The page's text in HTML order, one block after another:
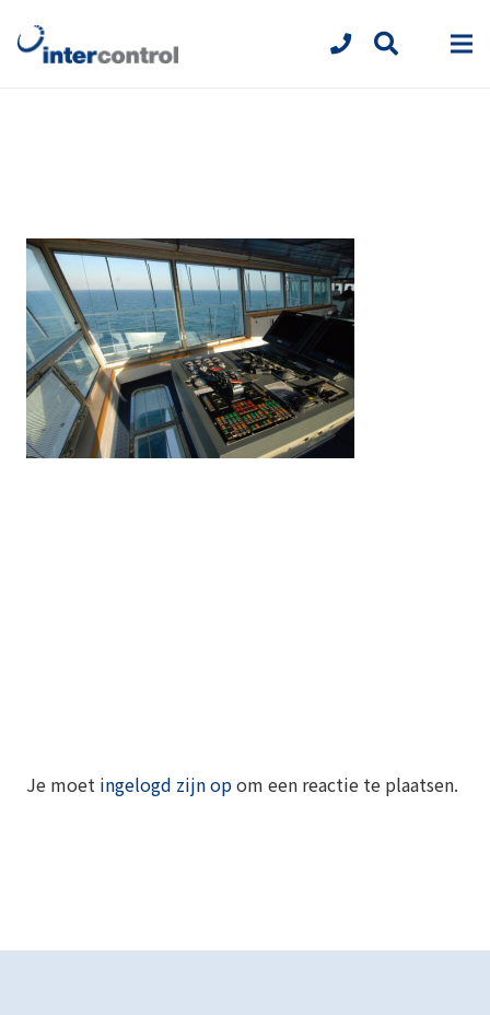
Je moet ingelogd zijn opom een reactie te plaatsen.